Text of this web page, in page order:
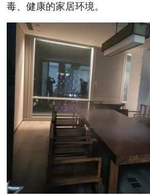
毒、健康的家居环境。